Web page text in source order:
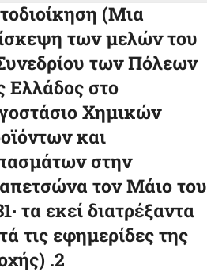
(Μια
των μελών του
των Πόλεων
Ελλάδος στο
Χημικών
και
στην
τον Μάιο του
τα εκεί διατρέξαντα
τις εφημερίδες της
.2